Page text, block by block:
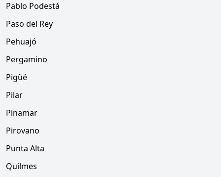
Pablo Podestá
Paso del Rey
Pehuajó
Pergamino
Pigüé
Pilar
Pinamar
Pirovano
Punta Alta
Quilmes